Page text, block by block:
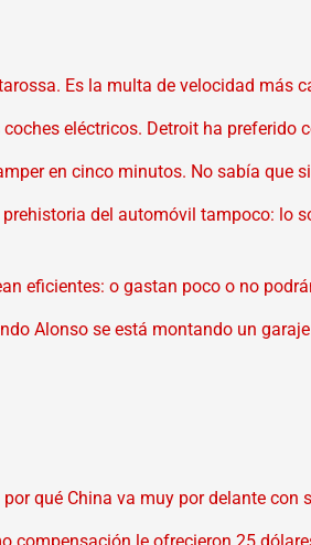
Es la multa de velocidad más
eléctricos. Detroit ha preferido
en cinco minutos. No sabía que
del automóvil tampoco: lo
eficientes: o gastan poco o no
Alonso se está montando un
qué China va muy por delante con